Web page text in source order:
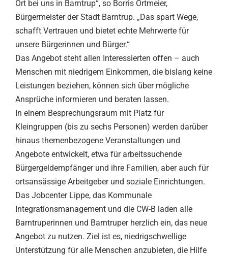
Ort bei uns in Barntrup“, so Borris Ortmeier,
Bürgermeister der Stadt Barntrup. „Das spart Wege,
schafft Vertrauen und bietet echte Mehrwerte für
unsere Bürgerinnen und Bürger.“
Das Angebot steht allen Interessierten offen – auch
Menschen mit niedrigem Einkommen, die bislang keine
Leistungen beziehen, können sich über mögliche
Ansprüche informieren und beraten lassen.
In einem Besprechungsraum mit Platz für
Kleingruppen (bis zu sechs Personen) werden darüber
hinaus themenbezogene Veranstaltungen und
Angebote entwickelt, etwa für arbeitssuchende
Bürgergeldempfänger und ihre Familien, aber auch für
ortsansässige Arbeitgeber und soziale Einrichtungen.
Das Jobcenter Lippe, das Kommunale
Integrationsmanagement und die CW-B laden alle
Barntruperinnen und Barntruper herzlich ein, das neue
Angebot zu nutzen. Ziel ist es, niedrigschwellige
Unterstützung für alle Menschen anzubieten, die Hilfe